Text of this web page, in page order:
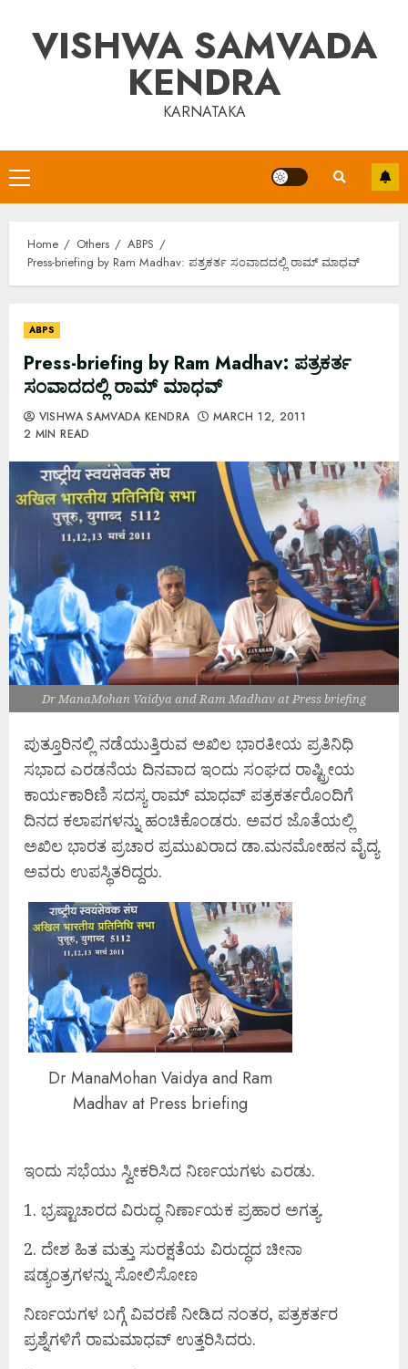
contentVISHWA SAMVADA
KENDRA
KARNATAKA
Primary
Menu
Home Others
ABPS
Press-briefing by Ram Madhav: ಪತ್ರಕರ್ತ ಸಂವಾದದಲ್ಲಿ ರಾಮ್ ಮಾಧವ್
ABPS
Press-briefing by Ram Madhav: ಪತ್ರಕರ್ತ
ಸಂವಾದದಲ್ಲಿ ರಾಮ್ ಮಾಧವ್
VISHWA SAMVADA KENDRA
MARCH 12, 2011
2 MIN READ
Dr ManaMohan Vaidya and Ram Madhav at Press briefing
ಪುತ್ತೂರಿನಲ್ಲಿ ನಡೆಯುತ್ತಿರುವ ಅಖಿಲ ಭಾರತೀಯ ಪ್ರತಿನಿಧಿ
ಸಭಾದ ಎರಡನೆಯ ದಿನವಾದ ಇಂದು ಸಂಘದ ರಾಷ್ಟ್ರೀಯ
ಕಾರ್ಯಕಾರಿಣಿ ಸದಸ್ಯ ರಾಮ್ ಮಾಧವ್ ಪತ್ರಕರ್ತರೊಂದಿಗೆ
ದಿನದ ಕಲಾಪಗಳನ್ನು ಹಂಚಿಕೊಂಡರು. ಅವರ ಜೊತೆಯಲ್ಲಿ
ಅಖಿಲ ಭಾರತ ಪ್ರಚಾರ ಪ್ರಮುಖರಾದ ಡಾ.ಮನಮೋಹನ ವೈದ್ಯ
ಅವರು ಉಪಸ್ಥಿತರಿದ್ದರು.
Dr ManaMohan Vaidya and Ram
Madhav at Press briefing
ಇಂದು ಸಭೆಯು ಸ್ವೀಕರಿಸಿದ ನಿರ್ಣಯಗಳು ಎರಡು.
1. ಭ್ರಷ್ಟಾಚಾರದ ವಿರುದ್ಧ ನಿರ್ಣಾಯಕ ಪ್ರಹಾರ ಅಗತ್ಯ.
2. ದೇಶ ಹಿತ ಮತ್ತು ಸುರಕ್ಷತೆಯ ವಿರುದ್ಧದ ಚೀನಾ
ಷಡ್ಯಂತ್ರಗಳನ್ನು ಸೋಲಿಸೋಣ
ನಿರ್ಣಯಗಳ ಬಗ್ಗೆ ವಿವರಣೆ ನೀಡಿದ ನಂತರ, ಪತ್ರಕರ್ತರ
ಪ್ರಶ್ನೆಗಳಿಗೆ ರಾಮಮಾಧವ್ ಉತ್ತರಿಸಿದರು.